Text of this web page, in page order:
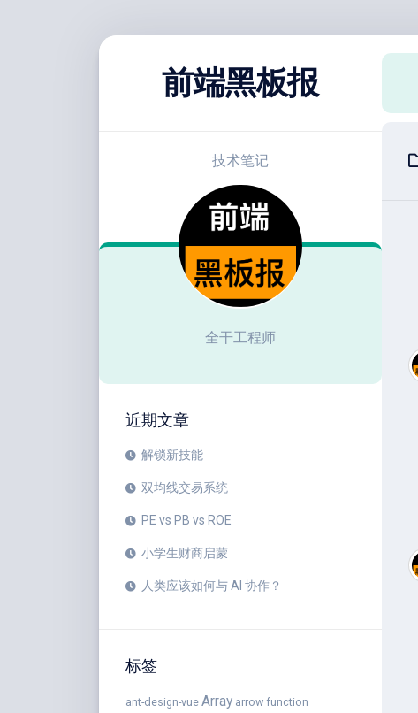
前端黑板报
技术笔记
全干工程师
近期文章
解锁新技能
双均线交易系统
PE vs PB vs ROE
小学生财商启蒙
人类应该如何与 AI 协作？
标签
ant-design-vue Array arrow function